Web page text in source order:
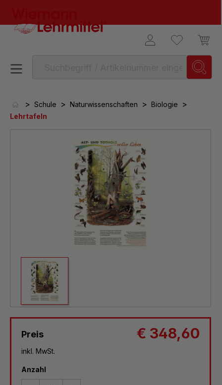
> Schule > Naturwissenschaften > Biologie >
Lehrtafeln
Bildergalerie überspringen
Preis € 348,60
inkl. MwSt.
Anzahl